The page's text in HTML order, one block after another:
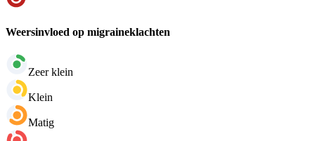
Weersinvloed op migraineklachten
Zeer klein
Klein
Matig